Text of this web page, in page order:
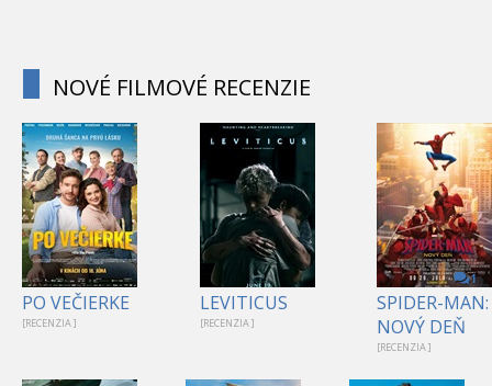
NOVÉ FILMOVÉ RECENZIE
PO VEČIERKE
[RECENZIA ]
LEVITICUS
[RECENZIA ]
1
SPIDER-MAN:
NOVÝ DEŇ
[RECENZIA ]